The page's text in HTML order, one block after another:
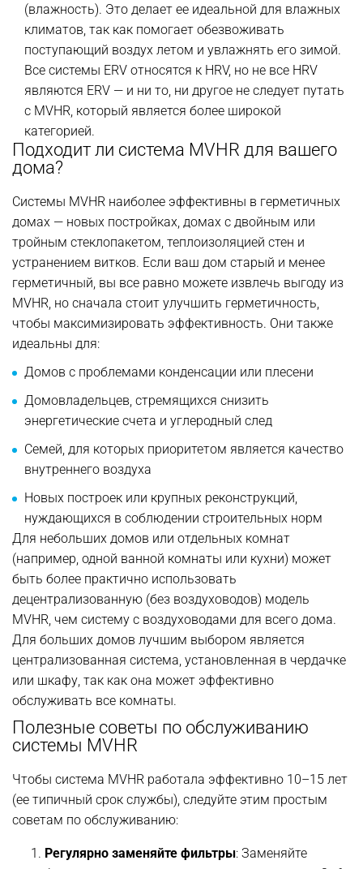
(влажность). Это делает ее идеальной для влажных
климатов, так как помогает обезвоживать
поступающий воздух летом и увлажнять его зимой.
Все системы ERV относятся к HRV, но не все HRV
являются ERV — и ни то, ни другое не следует путать
с MVHR, который является более широкой
категорией.
Подходит ли система MVHR для вашего
дома?
Системы MVHR наиболее эффективны в герметичных
домах — новых постройках, домах с двойным или
тройным стеклопакетом, теплоизоляцией стен и
устранением витков. Если ваш дом старый и менее
герметичный, вы все равно можете извлечь выгоду из
MVHR, но сначала стоит улучшить герметичность,
чтобы максимизировать эффективность. Они также
идеальны для:
Домов с проблемами конденсации или плесени
Домовладельцев, стремящихся снизить
энергетические счета и углеродный след
Семей, для которых приоритетом является качество
внутреннего воздуха
Новых построек или крупных реконструкций,
нуждающихся в соблюдении строительных норм
Для небольших домов или отдельных комнат
(например, одной ванной комнаты или кухни) может
быть более практично использовать
децентрализованную (без воздуховодов) модель
MVHR, чем систему с воздуховодами для всего дома.
Для больших домов лучшим выбором является
централизованная система, установленная в чердачке
или шкафу, так как она может эффективно
обслуживать все комнаты.
Полезные советы по обслуживанию
системы MVHR
Чтобы система MVHR работала эффективно 10–15 лет
(ее типичный срок службы), следуйте этим простым
советам по обслуживанию:
Регулярно заменяйте фильтры: Заменяйте